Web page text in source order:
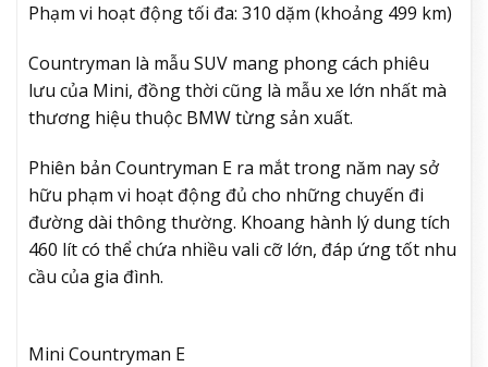
Phạm vi hoạt động tối đa: 310 dặm (khoảng 499 km)
Countryman là mẫu SUV mang phong cách phiêu
lưu của Mini, đồng thời cũng là mẫu xe lớn nhất mà
thương hiệu thuộc BMW từng sản xuất.
Phiên bản Countryman E ra mắt trong năm nay sở
hữu phạm vi hoạt động đủ cho những chuyến đi
đường dài thông thường. Khoang hành lý dung tích
460 lít có thể chứa nhiều vali cỡ lớn, đáp ứng tốt nhu
cầu của gia đình.
Mini Countryman E